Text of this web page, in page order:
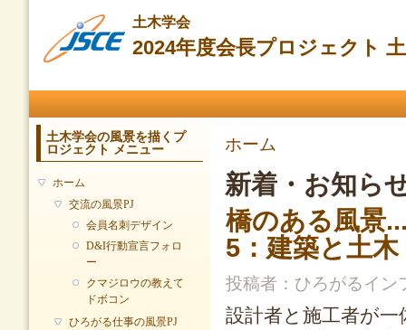
ン
動
土木学会
2024年度会長プロジェクト
土木学会の風景を描くプ
ロジェクト メニュー
ホーム
交流の風景PJ
会員名刺デザイン
D&I行動宣言フォロ
ー
クマジロウの教えて
ドボコン
ひろがる仕事の風景PJ
現在地
ホーム
新着・お知ら
橋のある風景
5：建築と土
投稿者： ひろがるイン
設計者と施工者が